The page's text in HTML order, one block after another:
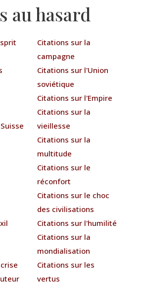
au hasard
Citations sur la
campagne
Citations sur l'Union
soviétique
Citations sur l'Empire
Citations sur la
vieillesse
Citations sur la
multitude
Citations sur le
réconfort
Citations sur le choc
des civilisations
Citations sur l'humilité
Citations sur la
mondialisation
Citations sur les
vertus